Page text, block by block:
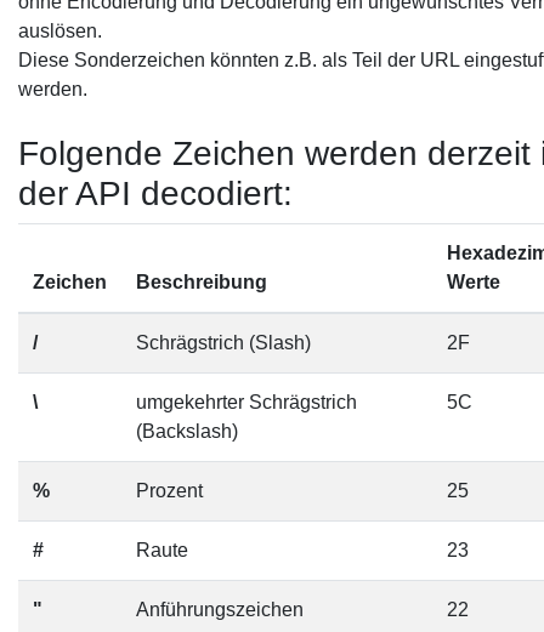
auslösen.
Diese Sonderzeichen könnten z.B. als Teil der URL
werden.
Folgende Zeichen werden derzeit
der API decodiert:
Zeichen Beschreibung
Werte
/ Schrägstrich (Slash) 2F
\
umgekehrter Schrägstrich
(Backslash)
5C
% Prozent 25
# Raute 23
" Anführungszeichen 22